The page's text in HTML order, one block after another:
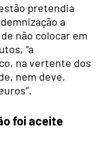
pretendia
a
não colocar em
“a
na vertente dos
nem deve,
foi aceite